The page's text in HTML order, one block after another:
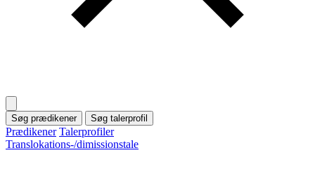
Søg prædikener Søg talerprofil
Prædikener Talerprofiler
Translokations-/dimissionstale